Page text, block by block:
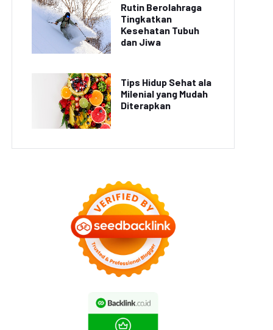
Rutin Berolahraga
Tingkatkan
Kesehatan Tubuh
dan Jiwa
Tips Hidup Sehat ala
Milenial yang Mudah
Diterapkan